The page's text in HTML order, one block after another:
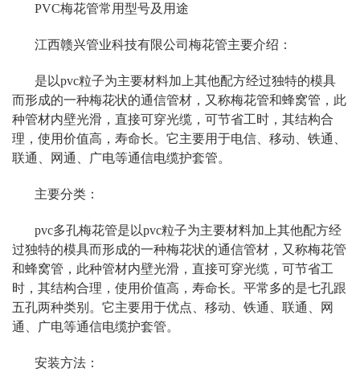
PVC梅花管常用型号及用途
江西赣兴管业科技有限公司梅花管主要介绍：
是以pvc粒子为主要材料加上其他配方经过独特的模具
而形成的一种梅花状的通信管材，又称梅花管和蜂窝管，此
种管材内壁光滑，直接可穿光缆，可节省工时，其结构合
理，使用价值高，寿命长。它主要用于电信、移动、铁通、
联通、网通、广电等通信电缆护套管。
主要分类：
pvc多孔梅花管是以pvc粒子为主要材料加上其他配方经
过独特的模具而形成的一种梅花状的通信管材，又称梅花管
和蜂窝管，此种管材内壁光滑，直接可穿光缆，可节省工
时，其结构合理，使用价值高，寿命长。平常多的是七孔跟
五孔两种类别。它主要用于优点、移动、铁通、联通、网
通、广电等通信电缆护套管。
安装方法：